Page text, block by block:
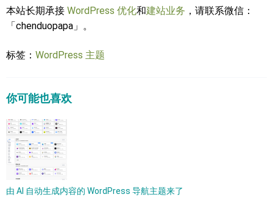
本站长期承接 WordPress 优化和建站业务 ，请联系微信：
「chenduopapa」。
标签： WordPress 主题
你可能也喜欢
由 AI 自动生成内容的 WordPress 导航主题来了